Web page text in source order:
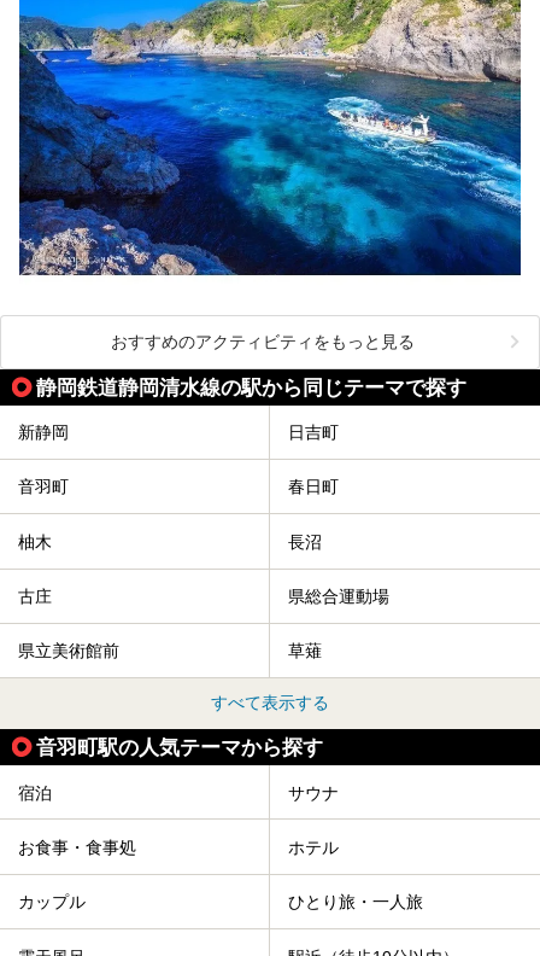
おすすめのアクティビティをもっと見る
静岡鉄道静岡清水線の駅から同じテーマで探す
新静岡 日吉町
音羽町 春日町
柚木 長沼
古庄 県総合運動場
県立美術館前 草薙
すべて表示する
音羽町駅の人気テーマから探す
宿泊 サウナ
お食事・食事処 ホテル
カップル ひとり旅・一人旅